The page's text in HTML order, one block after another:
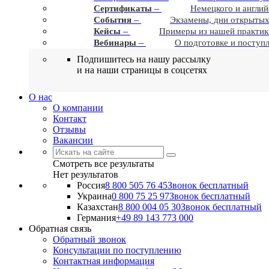
Сертификаты –
Немецкого и
События –
Экзамены, дни
Кейсы –
Примеры из нашей
Вебинары – О подготовке и
Подпишитесь на нашу рассылку
и на наши страницы в соцсетях
О нас
О компании
Контакт
Отзывы
Вакансии
Смотреть все результаты
Нет результатов
Россия8 800 505 76 45Звонок бесплатный
Украина0 800 75 25 97Звонок бесплатный
Казахстан8 800 004 05 30Звонок бесплатный
Германия+49 89 143 773 000
Обратная связь
Обратный звонок
Консультации по поступлению
Контактная информация